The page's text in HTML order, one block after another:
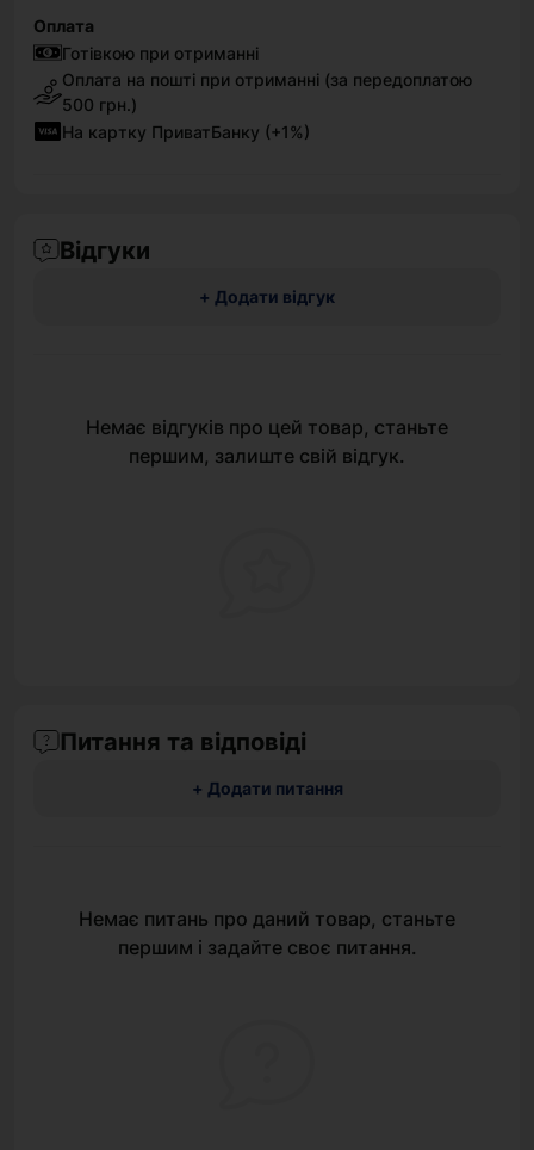
Оплата
Готівкою при отриманні
Оплата на пошті при отриманні (за передоплатою
500 грн.)
На картку ПриватБанку (+1%)
Відгуки
+ Додати відгук
Немає відгуків про цей товар, станьте
першим, залиште свій відгук.
Питання та відповіді
+ Додати питання
Немає питань про даний товар, станьте
першим і задайте своє питання.